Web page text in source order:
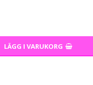
LÄGG I VARUKORG